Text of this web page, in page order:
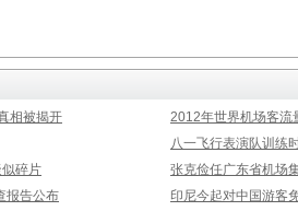
相被揭开
2012年世界机场客流
八一飞行表演队训练
碎片
张克俭任广东省机场
报告公布
印尼今起对中国游客